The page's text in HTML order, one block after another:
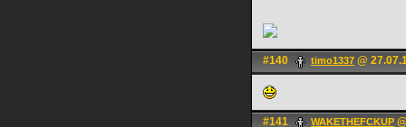
#140 timo1337 @
#141 WAKETHEFCKUP